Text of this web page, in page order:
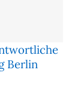
Berlin